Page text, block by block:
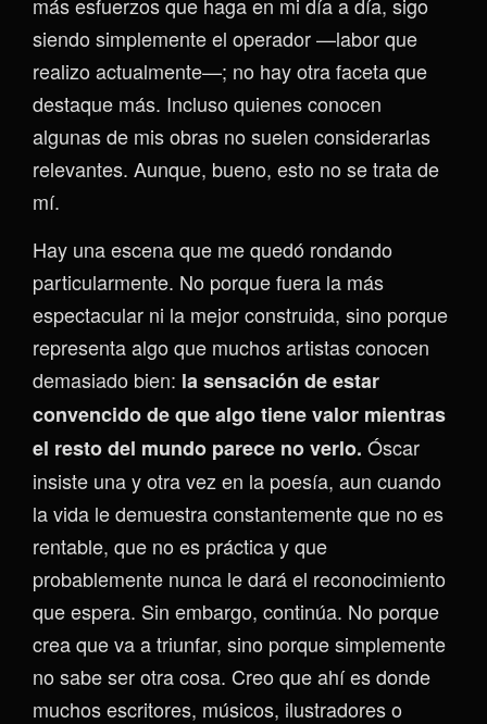
siendo simplemente el operador —labor que
realizo actualmente—; no hay otra faceta que
destaque más. Incluso quienes conocen
algunas de mis obras no suelen considerarlas
relevantes. Aunque, bueno, esto no se trata de
mí.
Hay una escena que me quedó rondando
particularmente. No porque fuera la más
espectacular ni la mejor construida, sino porque
representa algo que muchos artistas conocen
demasiado bien: la sensación de estar
convencido de que algo tiene valor mientras
el resto del mundo parece no verlo. Óscar
insiste una y otra vez en la poesía, aun cuando
la vida le demuestra constantemente que no es
rentable, que no es práctica y que
probablemente nunca le dará el reconocimiento
que espera. Sin embargo, continúa. No porque
crea que va a triunfar, sino porque simplemente
no sabe ser otra cosa. Creo que ahí es donde
muchos escritores, músicos, ilustradores o